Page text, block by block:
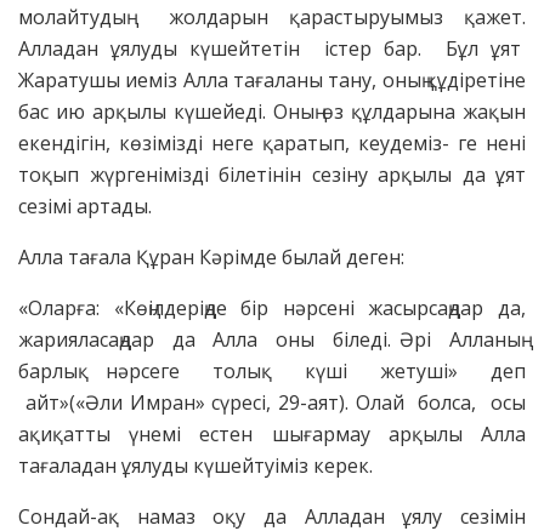
молайтудың жолдарын қарастыруымыз қажет.
Алладан ұялуды күшейтетін істер бар. Бұл ұят
Жаратушы иеміз Алла тағаланы тану, оның құдіретіне
бас ию арқылы күшейеді. Оның өз құлдарына жақын
екендігін, көзімізді неге қаратып, кеудеміз- ге нені
тоқып жүргенімізді білетінін сезіну арқылы да ұят
сезімі артады.
Алла тағала Құран Кәрімде былай деген:
«Оларға: «Көңілдеріңде бір нәрсені жасырсаңдар да,
жарияласаңдар да Алла оны біледі. Әрі Алланың
барлық нәрсеге толық күші жетуші» деп
айт»(«Әли Имран» сүресі, 29-аят). Олай болса, осы
ақиқатты үнемі естен шығармау арқылы Алла
тағаладан ұялуды күшейтуіміз керек.
Сондай-ақ намаз оқу да Алладан ұялу сезімін